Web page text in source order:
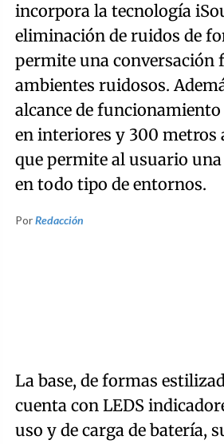
incorpora la tecnología
eliminación de ruidos de
permite una conversación
ambientes ruidosos.
alcance de
en interiores y 300 metros
que permite al usuario
en todo tipo de entornos.
PorRedacción
La base, de formas
cuenta con LEDS
uso y de carga de batería,